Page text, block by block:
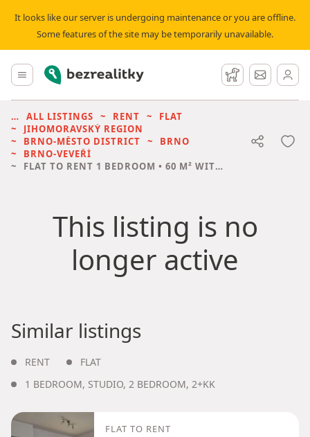
It looks like our server is undergoing maintenance or you are offline.
Some features of the site may be temporarily unavailable.
Main menu
Bezrealitky Watchdog
ALL LISTINGS RENT
FLAT
JIHOMORAVSKÝ REGION
BRNO-MĚSTO DISTRICT
BRNO
BRNO-VEVEŘÍ
FLAT TO RENT 1 BEDROOM • 60 M² WITHOUT REAL ESTATE
This listing is no
longer active
Similar listings
RENT
FLAT
1 BEDROOM, STUDIO, 2 BEDROOM, 2+KK
FLAT TO RENT